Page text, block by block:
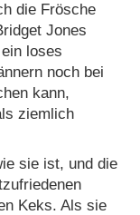
die Frösche
Jones
loses
noch bei
kann,
ziemlich
sie ist, und die
Keks. Als sie